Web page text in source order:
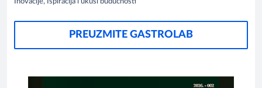
Inovacije, Ispiracija i ukusi budućnosti
PREUZMITE GASTROLAB